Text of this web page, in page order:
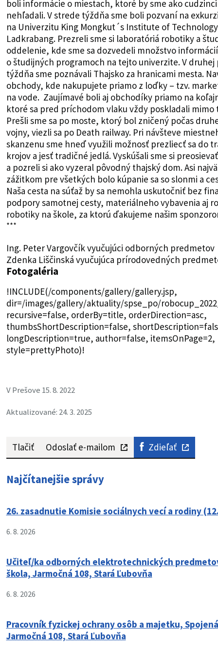
boli informácie o miestach, ktoré by sme ako
nehľadali. V strede týždňa sme boli pozvaní na
na Univerzitu King Mongkut´s Institute of Technology
Ladkrabang. Prezreli sme si laboratóriá robotiky a
oddelenie, kde sme sa dozvedeli množstvo informácií
o študijných programoch na tejto univerzite. V druhej
týždňa sme poznávali Thajsko za hranicami mesta.
obchody, kde nakupujete priamo z loďky – tzv.
na vode. Zaujímavé boli aj obchodíky priamo na
ktoré sa pred príchodom vlaku vždy poskladali mimo
Prešli sme sa po moste, ktorý bol zničený počas
vojny, viezli sa po Death railway. Pri návšteve
skanzenu sme hneď využili možnosť prezliecť sa do
krojov a jesť tradičné jedlá. Vyskúšali sme si
a pozreli si ako vyzeral pôvodný thajský dom. Asi
zážitkom pre všetkých bolo kúpanie sa so slonmi a
Naša cesta na súťaž by sa nemohla uskutočniť bez
podpory samotnej cesty, materiálneho vybavenia aj
robotiky na škole, za ktorú ďakujeme našim
***
Ing. Peter Vargovčík vyučujúci odborných
Zdenka Liščinská vyučujúca prírodovedných
Fotogaléria
!INCLUDE(/components/gallery/gallery.jsp,
dir=/images/gallery/aktuality/spse_po/
recursive=false, orderBy=title, orderDirection=asc,
thumbsShortDescription=false,
longDescription=true, author=false, itemsOnPage=2,
style=prettyPhoto)!
V Prešove 15. 8. 2022
Aktualizované: 24. 3. 2025
Tlačiť Odoslať e-mailom Zdieľať
Najčítanejšie správy
26. zasadnutie Komisie sociálnych vecí a rodiny
6. 8. 2026
Učiteľ/ka odborných elektrotechnických
škola, Jarmočná 108, Stará Ľubovňa
6. 8. 2026
Pracovník fyzickej ochrany osôb a majetku,
Jarmočná 108, Stará Ľubovňa